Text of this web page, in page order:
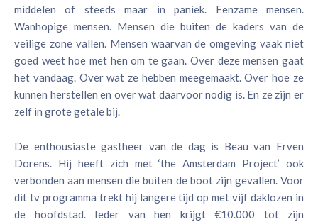
middelen of steeds maar in paniek. Eenzame mensen.
Wanhopige mensen. Mensen die buiten de kaders van de
veilige zone vallen. Mensen waarvan de omgeving vaak niet
goed weet hoe met hen om te gaan. Over deze mensen gaat
het vandaag. Over wat ze hebben meegemaakt. Over hoe ze
kunnen herstellen en over wat daarvoor nodig is. En ze zijn er
zelf in grote getale bij.
De enthousiaste gastheer van de dag is Beau van Erven
Dorens. Hij heeft zich met ‘the Amsterdam Project’ ook
verbonden aan mensen die buiten de boot zijn gevallen. Voor
dit tv programma trekt hij langere tijd op met vijf daklozen in
de hoofdstad. Ieder van hen krijgt €10.000 tot zijn